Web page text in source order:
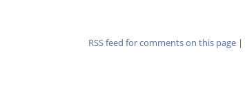
RSS feed for comments on this page |